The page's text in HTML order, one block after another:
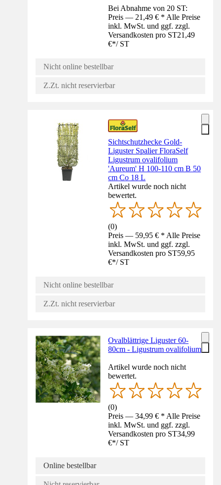
Bei Abnahme von 20 ST:
Preis — 21,49 € * Alle Preise
inkl. MwSt. und ggf. zzgl.
Versandkosten pro ST21,49
€*/ ST
Nicht online bestellbar
Z.Zt. nicht reservierbar
Sichtschutzhecke Gold-
Liguster Spalier FloraSelf
Ligustrum ovalifolium
'Aureum' H 100-110 cm B 50
cm Co 18 L
Artikel wurde noch nicht
bewertet.
(0)
Preis — 59,95 € * Alle Preise
inkl. MwSt. und ggf. zzgl.
Versandkosten pro ST59,95
€*/ ST
Nicht online bestellbar
Z.Zt. nicht reservierbar
Ovalblättrige Liguster 60-
80cm - Ligustrum ovalifolium
Artikel wurde noch nicht
bewertet.
(0)
Preis — 34,99 € * Alle Preise
inkl. MwSt. und ggf. zzgl.
Versandkosten pro ST34,99
€*/ ST
Online bestellbar